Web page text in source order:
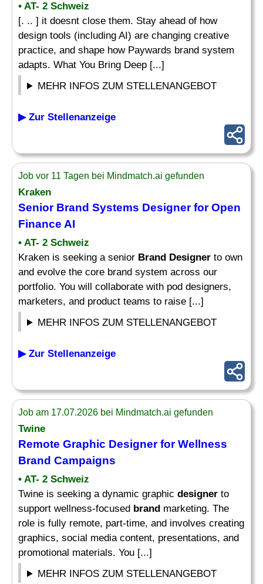
• AT- 2 Schweiz
[. .. ] it doesnt close them. Stay ahead of how
design tools (including AI) are changing creative
practice, and shape how Paywards brand system
adapts. What You Bring Deep [...]
MEHR INFOS ZUM STELLENANGEBOT
▶ Zur Stellenanzeige
Job vor 11 Tagen bei Mindmatch.ai gefunden
Kraken
Senior Brand Systems Designerfor Open
Finance AI
• AT- 2 Schweiz
Kraken is seeking a senior Brand Designer to own
and evolve the core brand system across our
portfolio. You will collaborate with pod designers,
marketers, and product teams to raise [...]
MEHR INFOS ZUM STELLENANGEBOT
▶ Zur Stellenanzeige
Job am 17.07.2026 bei Mindmatch.ai gefunden
Twine
Remote Graphic Designerfor Wellness
Brand Campaigns
• AT- 2 Schweiz
Twine is seeking a dynamic graphic designer to
support wellness-focused brand marketing. The
role is fully remote, part-time, and involves creating
graphics, social media content, presentations, and
promotional materials. You [...]
MEHR INFOS ZUM STELLENANGEBOT